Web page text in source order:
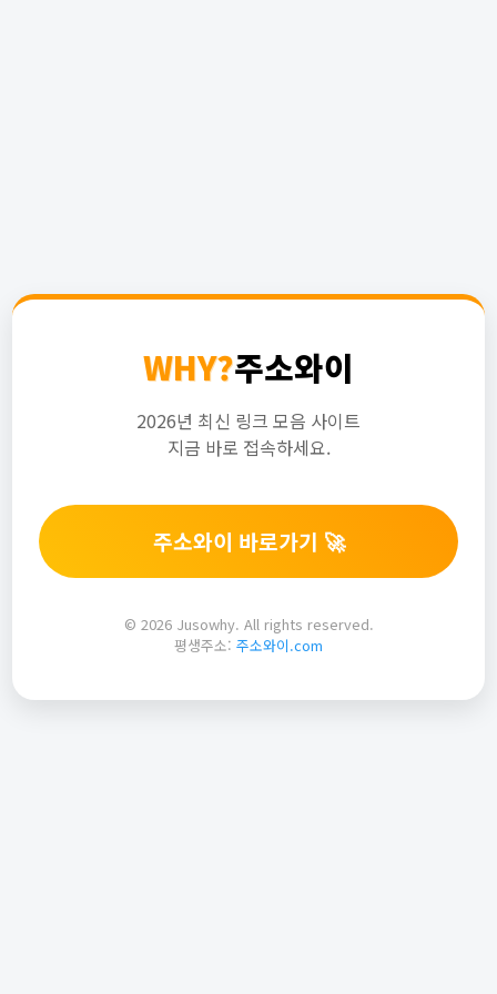
WHY?주소와이
2026년 최신 링크 모음 사이트
지금 바로 접속하세요.
주소와이 바로가기 🚀
© 2026 Jusowhy. All rights reserved.
평생주소: 주소와이.com